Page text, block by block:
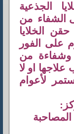
الجذعية
الشفاء من
الخلايا
على الفور
وشفاءة من
او لا
لأعوام